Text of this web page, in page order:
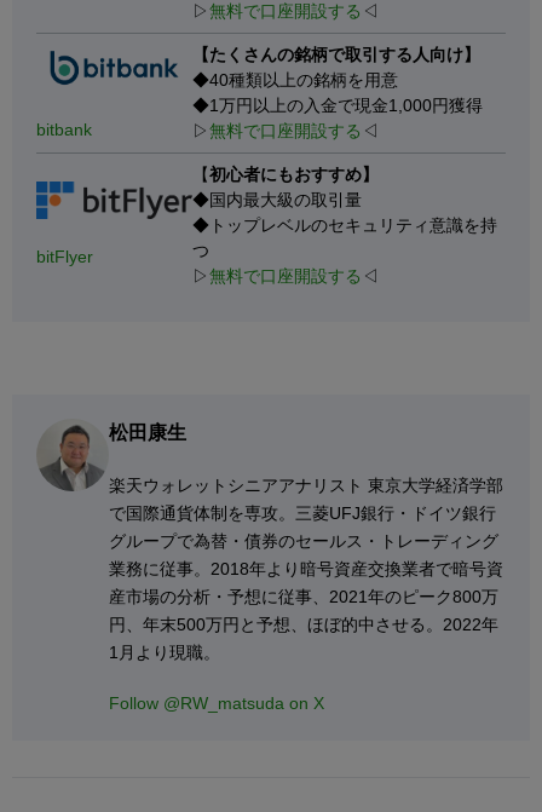
▷無料で口座開設する ◁
bitbank
【たくさんの銘柄で取引する人向け】
◆40種類以上の銘柄を用意
◆1万円以上の入金で現金1,000円獲得
▷無料で口座開設する ◁
bitFlyer
【初心者にもおすすめ】
◆国内最大級の取引量
◆トップレベルのセキュリティ意識を持
つ
▷無料で口座開設する ◁
松田康生
楽天ウォレットシニアアナリスト 東京大学経済学部
で国際通貨体制を専攻。三菱UFJ銀行・ドイツ銀行
グループで為替・債券のセールス・トレーディング
業務に従事。2018年より暗号資産交換業者で暗号資
産市場の分析・予想に従事、2021年のピーク800万
円、年末500万円と予想、ほぼ的中させる。2022年
1月より現職。
Follow @RW_matsuda on X